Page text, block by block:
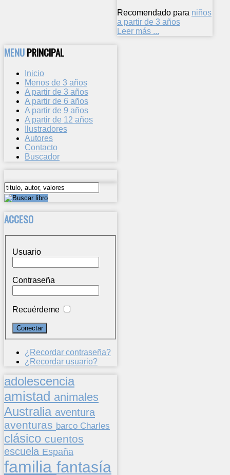
Recomendado para niños
a partir de 3 años
Leer más ...
MENUPRINCIPAL
Inicio
Menos de 3 años
A partir de 3 años
A partir de 6 años
A partir de 9 años
A partir de 12 años
Ilustradores
Autores
Contacto
Buscador
ACCESO
Usuario
Contraseña
Recuérdeme
¿Recordar contraseña?
¿Recordar usuario?
adolescencia
amistad animales
Australia aventura
aventuras barco Charles
clásico cuentos
escuela España
familia fantasía